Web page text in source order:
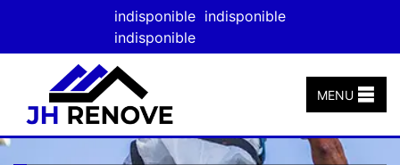
indisponible indisponible
indisponible
MENU